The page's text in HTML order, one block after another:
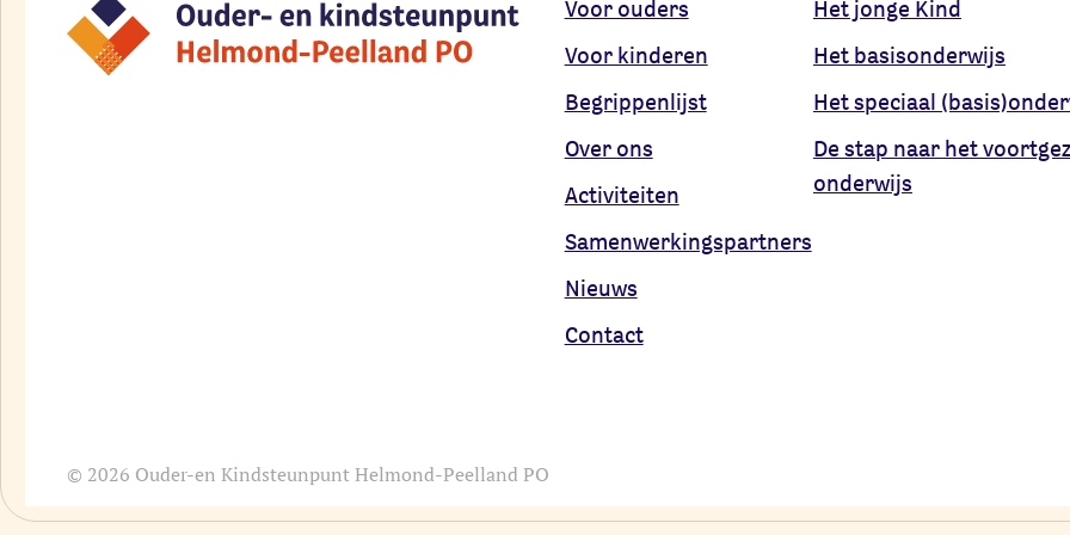
Voor ouders
Voor kinderen
Begrippenlijst
Over ons
Activiteiten
Samenwerkingspartners
Nieuws
Contact
Het jonge Kind
Het basisonderwijs
Het speciaal
De stap naar het
onderwijs
© 2026 Ouder-en Kindsteunpunt Helmond-Peelland PO